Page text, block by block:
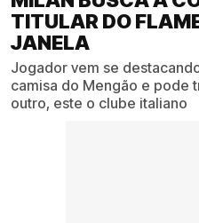
TITULAR DO
JANELA
Jogador vem se
camisa do Mengão e pode
outro, este o clube italiano